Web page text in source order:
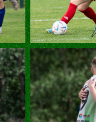
Zgoda na pliki
Cookies to małe
przeglądania stron
personalizacji